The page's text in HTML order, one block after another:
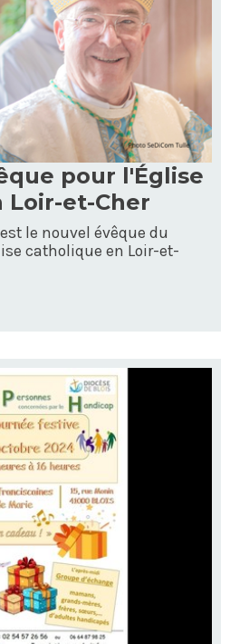
pour l'Église
Loir-et-Cher
le nouvel évêque du
catholique en Loir-et-